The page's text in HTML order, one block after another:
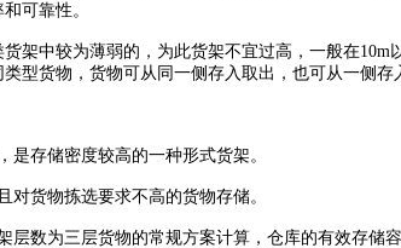
可靠性。
中较为薄弱的，为此货架不宜过高，一般在10m
型货物，货物可从同一侧存入取出，也可从一侧存
存储密度较高的一种形式货架。
货物拣选要求不高的货物存储。
数为三层货物的常规方案计算，仓库的有效存储